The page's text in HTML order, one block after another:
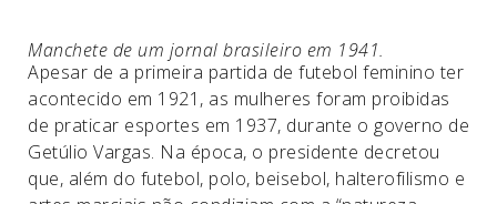
Manchete de um jornal brasileiro em 1941.
Apesar de a primeira partida de futebol feminino ter
acontecido em 1921, as mulheres foram proibidas
de praticar esportes em 1937, durante o governo de
Getúlio Vargas. Na época, o presidente decretou
que, além do futebol, polo, beisebol, halterofilismo e